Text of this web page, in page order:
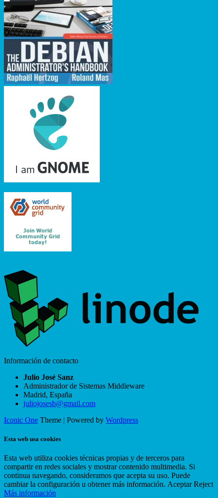
Información de contacto
Julio José Sanz
Administrador de Sistemas Middleware
Madrid, España
juliojosesb@gmail.com
Iconic One Theme | Powered by Wordpress
Esta web usa cookies
Esta web utiliza cookies técnicas propias y de terceros para
compartir en redes sociales y mostrar contenido multimedia. Si
continua navegando, consideramos que acepta su uso. Puede
cambiar la configuración u obtener más información. Aceptar Reject
Más información